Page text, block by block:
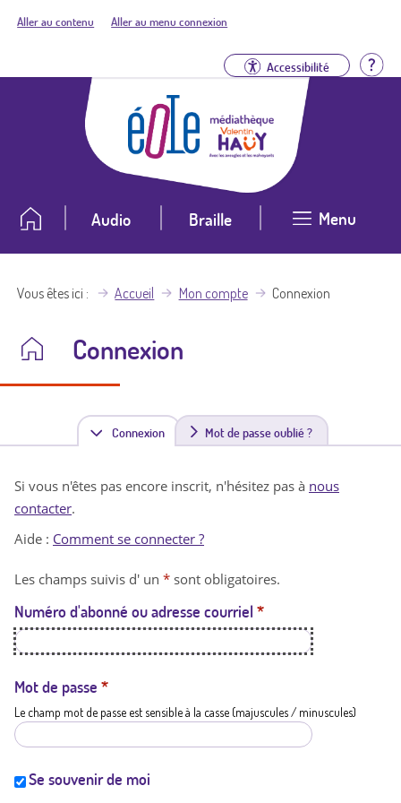
Aller au contenu Aller au menu connexion
Accessibilité
Audio Braille Menu
Vous êtes ici Accueil Mon compte Connexion
Connexion
Connexion(
n
t
a
t
i
Mot de passe oublié ?
Si vous n'êtes pas encore inscrit, n'hésitez pas à nous
contacter.
Aide : Comment se connecter ?
Les champs suivis d' un * sont obligatoires.
Numéro d'abonné ou adresse courriel *
Mot de passe *
Le champ mot de passe est sensible à la casse (majuscules / minuscules)
Se souvenir de moi